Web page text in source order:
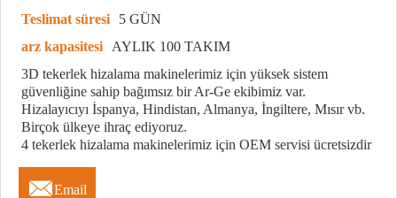
Teslimat süresi
5 GÜN
arz kapasitesi
AYLIK 100 TAKIM
3D tekerlek hizalama makinelerimiz için yüksek sistem
güvenliğine sahip bağımsız bir Ar-Ge ekibimiz var.
Hizalayıcıyı İspanya, Hindistan, Almanya, İngiltere, Mısır vb.
Birçok ülkeye ihraç ediyoruz.
4 tekerlek hizalama makinelerimiz için OEM servisi ücretsizdir
Email